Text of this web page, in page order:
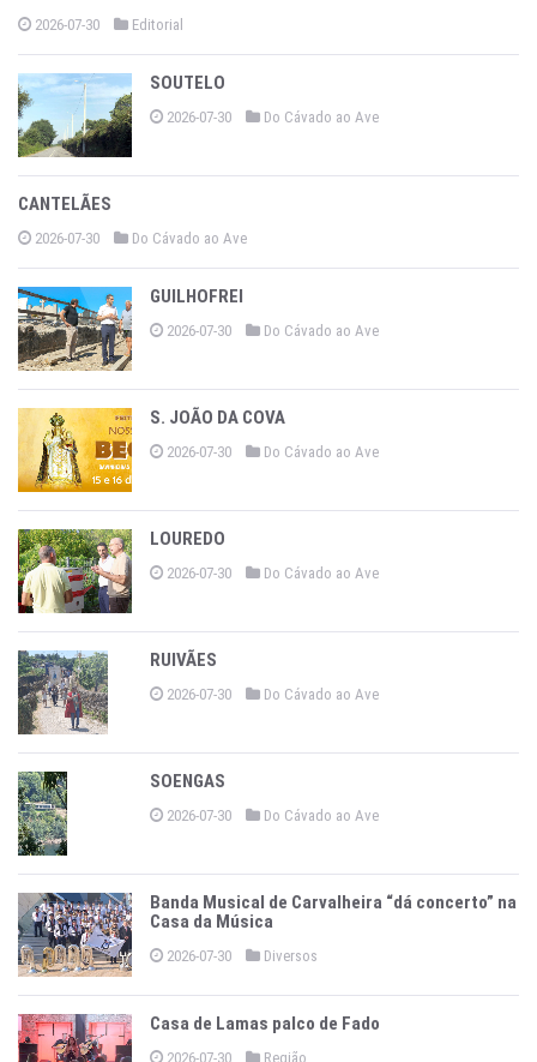
2026-07-30 Editorial
SOUTELO
2026-07-30 Do Cávado ao Ave
CANTELÃES
2026-07-30 Do Cávado ao Ave
GUILHOFREI
2026-07-30 Do Cávado ao Ave
S. JOÃO DA COVA
2026-07-30 Do Cávado ao Ave
LOUREDO
2026-07-30 Do Cávado ao Ave
RUIVÃES
2026-07-30 Do Cávado ao Ave
SOENGAS
2026-07-30 Do Cávado ao Ave
Banda Musical de Carvalheira “dá concerto” na
Casa da Música
2026-07-30 Diversos
Casa de Lamas palco de Fado
2026-07-30 Região